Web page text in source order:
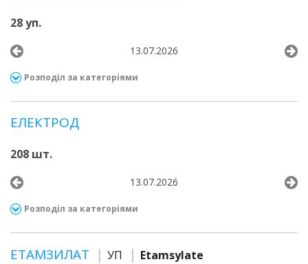
28 уп.
13.07.2026
Розподіл за категоріями
ЕЛЕКТРОД
208 шт.
13.07.2026
Розподіл за категоріями
ЕТАМЗИЛАТ УП Etamsylate